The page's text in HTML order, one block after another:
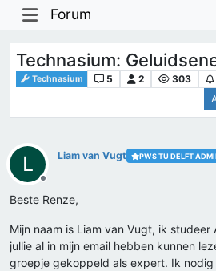
Forum
Technasium:
Technasium 5 2 303
L
Offline
Liam van Vugt PWS TU DELFT
Beste Renze,
Mijn naam is Liam van Vugt, ik
jullie al in mijn email hebben kunnen
groepje gekoppeld als expert. Ik